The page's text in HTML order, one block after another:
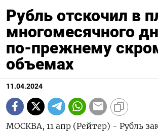
Рубль отскочил в
многомесячного
по-прежнему
объемах
11.04.2024
МОСКВА, 11 апр (Рейтер) - Рубль